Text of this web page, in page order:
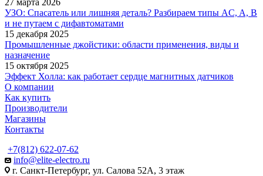
УЗО: Спасатель или лишняя деталь? Разбираем типы AC, A, B
и не путаем с дифавтоматами
15 декабря 2025
Промышленные джойстики: области применения, виды и
назначение
15 октября 2025
Эффект Холла: как работает сердце магнитных датчиков
О компании
Как купить
Производители
Магазины
Контакты
+7(812) 622-07-62
info@elite-electro.ru
г. Санкт-Петербург, ул. Салова 52А, 3 этаж